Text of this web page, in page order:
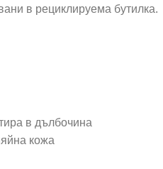
в рециклируема бутилка.
в дълбочина
кожа